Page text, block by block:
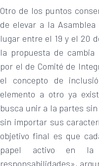
Otro de los puntos
de elevar a la
lugar entre el 19 y el 20
la propuesta de
por el de Comité de
el concepto de
elemento a otro ya
busca unir a la partes
sin importar sus
objetivo final es que
papel activo en la
responsabilidades»,